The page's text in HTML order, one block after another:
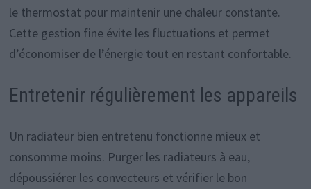
le thermostat pour maintenir une chaleur constante.
Cette gestion fine évite les fluctuations et permet
d’économiser de l’énergie tout en restant confortable.
Entretenir régulièrement les appareils
Un radiateur bien entretenu fonctionne mieux et
consomme moins. Purger les radiateurs à eau,
dépoussiérer les convecteurs et vérifier le bon